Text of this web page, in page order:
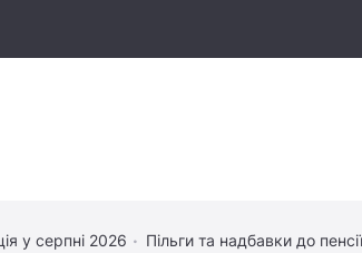
у серпні 2026 Пільги та надбавки до